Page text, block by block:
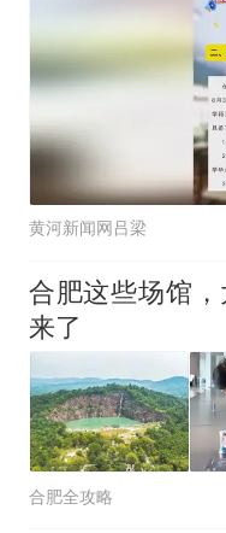
黄河新闻网吕梁
合肥这些场馆
来了
合肥全攻略